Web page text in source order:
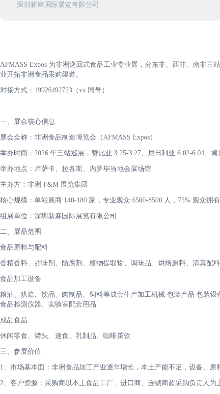
深圳新麻国际展览有限公司
AFMASS Expos 为非洲巡回式食品工业专业展，分东非、西非、南非
业开拓非洲食品采购渠道。
对接方式：19926492723（vx 同号）
一、展会核心信息
展会全称：非洲食品制造博览会（AFMASS Expos）
举办时间：2026 年三站巡展，赞比亚 3.25-3.27、尼日利亚 6.02-6.04、
举办地点：卢萨卡、拉各斯、内罗毕当地会展场馆
主办方：非洲 F&M 展览集团
核心规模：单站展商 140-180 家，专业观众 6500-8500 人，75% 观众拥
组展单位：深圳新麻国际展览有限公司
二、展品范围
食品原料与配料
香精香料、甜味剂、防腐剂、植物提取物、调味品、烘焙原料、清真配
食品加工设备
粮油、烘焙、饮品、肉制品、饲料等成套生产加工机械 包装产品 包装
食品检测仪器、实验室配套用品
成品食品
休闲零食、罐头、速食、乳制品、咖啡茶饮
三、参展价值
1、市场基本面：非洲食品加工产业逐年增长，本土产能不足，设备、
2、客户资源：采购商以本土食品工厂、进口商、连锁商超采购负责人为